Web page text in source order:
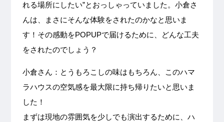
れる場所にしたい”とおっしゃっていました。小倉さ
んは、まさにそんな体験をされたのかなと思いま
す！その感動をPOPUPで届けるために、どんな工夫
をされたのでしょう？
小倉さん：とうもろこしの味はもちろん、このハマ
ラハウスの空気感を最大限に持ち帰りたいと思いま
した！
まずは現地の雰囲気を少しでも演出するために、ハ